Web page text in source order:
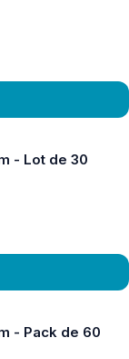
- Lot de 30
- Pack de 60